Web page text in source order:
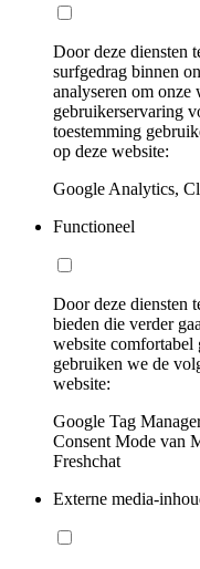
Door deze diensten
surfgedrag binnen
analyseren om onze
gebruikerservaring
toestemming
op deze website:
Google Analytics,
Functioneel
Door deze diensten
bieden die verder
website
gebruiken we de
website:
Google Tag
Consent Mode van
Freshchat
Externe media-